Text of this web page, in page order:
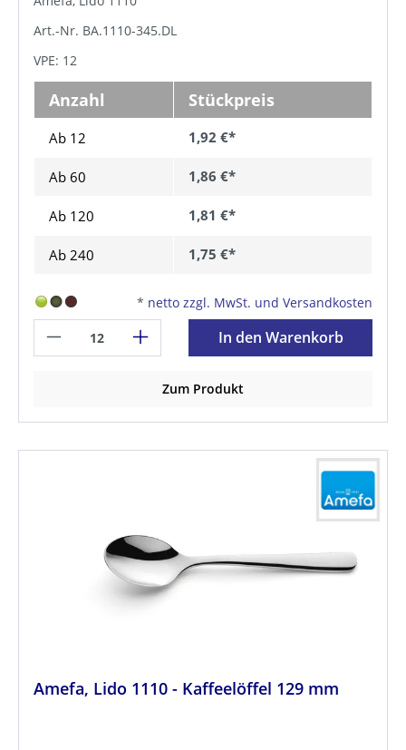
Art.-Nr. BA.1110-345.DL
VPE: 12
Anzahl Stückpreis
Ab 12 1,92 €*
Ab 60 1,86 €*
Ab 120 1,81 €*
Ab 240 1,75 €*
* netto zzgl. MwSt. und Versandkosten
In den Warenkorb
Zum Produkt
Amefa, Lido 1110 - Kaffeelöffel 129 mm